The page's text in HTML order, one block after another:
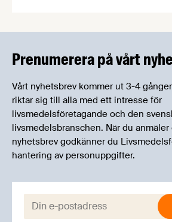
Prenumerera på vårt
Vårt nyhetsbrev kommer ut 3-4
riktar sig till alla med ett intresse för
livsmedelsföretagande och den
livsmedelsbranschen. När du
nyhetsbrev godkänner du
hantering av personuppgifter.
E-post: